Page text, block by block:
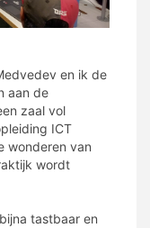
en ik de
aan de
zaal vol
ICT
wonderen van
wordt
tastbaar en